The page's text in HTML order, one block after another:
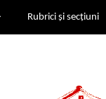
Rubrici și secțiuni